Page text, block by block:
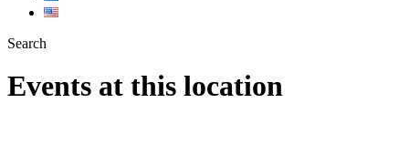
Search
Events at this location